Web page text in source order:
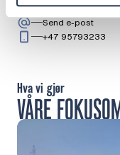
Bane
Send e-post: Dag
+47 95793233
VÅRE
Hva vi gjør